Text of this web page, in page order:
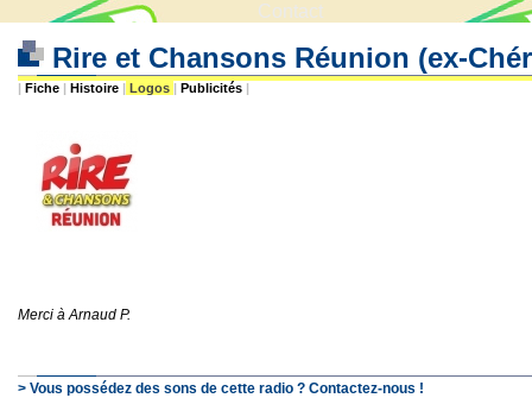
Contact
Rire et Chansons Réunion (ex-
| Fiche | Histoire | Logos | Publicités |
Merci à Arnaud P.
> Vous possédez des sons de cette radio ? Contactez-nous !